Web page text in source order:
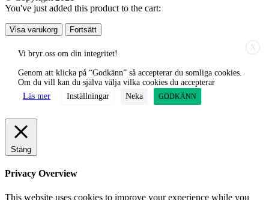
You've just added this product to the cart:
Visa varukorg Fortsätt
X
Vi bryr oss om din integritet!
Genom att klicka på “Godkänn” så accepterar du somliga cookies.
Om du vill kan du själva välja vilka cookies du accepterar
Läs mer
Inställningar Neka GODKÄNN
Stäng
Privacy Overview
This website uses cookies to improve your experience while you